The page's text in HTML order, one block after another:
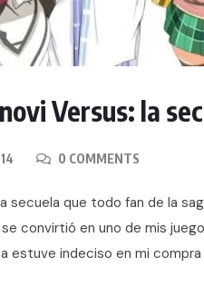
Versus: la
0 COMMENTS
secuela que todo fan de la
convirtió en uno de mis
estuve indeciso en mi